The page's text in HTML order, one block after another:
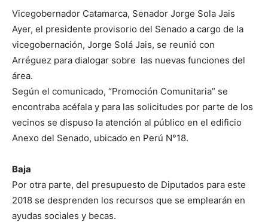
Vicegobernador Catamarca, Senador Jorge Sola Jais
Ayer, el presidente provisorio del Senado a cargo de la
vicegobernación, Jorge Solá Jais, se reunió con
Arréguez para dialogar sobre las nuevas funciones del
área.
Según el comunicado, “Promoción Comunitaria” se
encontraba acéfala y para las solicitudes por parte de los
vecinos se dispuso la atención al público en el edificio
Anexo del Senado, ubicado en Perú N°18.
Baja
Por otra parte, del presupuesto de Diputados para este
2018 se desprenden los recursos que se emplearán en
ayudas sociales y becas.